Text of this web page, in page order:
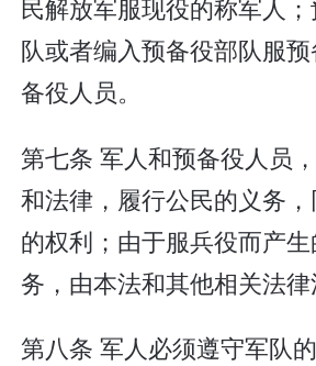
民解放军服现役的称军人
队或者编入预备役部队服
备役人员。
第七条 军人和预备役人员
和法律，履行公民的义务
的权利；由于服兵役而产
务，由本法和其他相关法律
第八条 军人必须遵守军队